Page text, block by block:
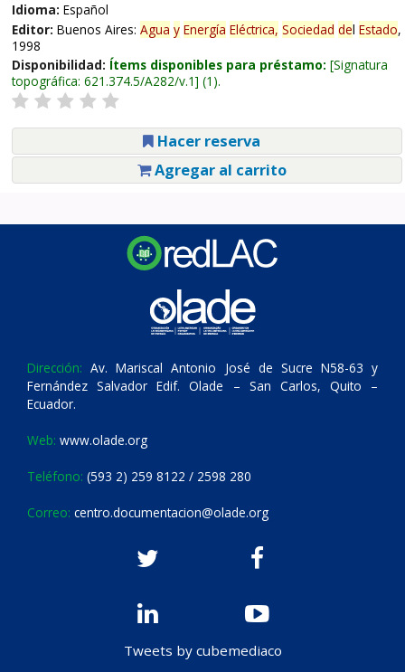
Idioma: Español
Editor: Buenos Aires: Agua y Energía Eléctrica, Sociedad del Estado,
1998
Disponibilidad: Ítems disponibles para préstamo: Signatura
topográfica: 621.374.5/A282/v.1 (1).
Hacer reserva
Agregar al carrito
Dirección: Av. Mariscal Antonio José de Sucre N58-63 y
Fernández Salvador Edif. Olade – San Carlos, Quito –
Ecuador.
Web: www.olade.org
Teléfono: (593 2) 259 8122 / 2598 280
Correo: centro.documentacion@olade.org
Tweets by cubemediaco